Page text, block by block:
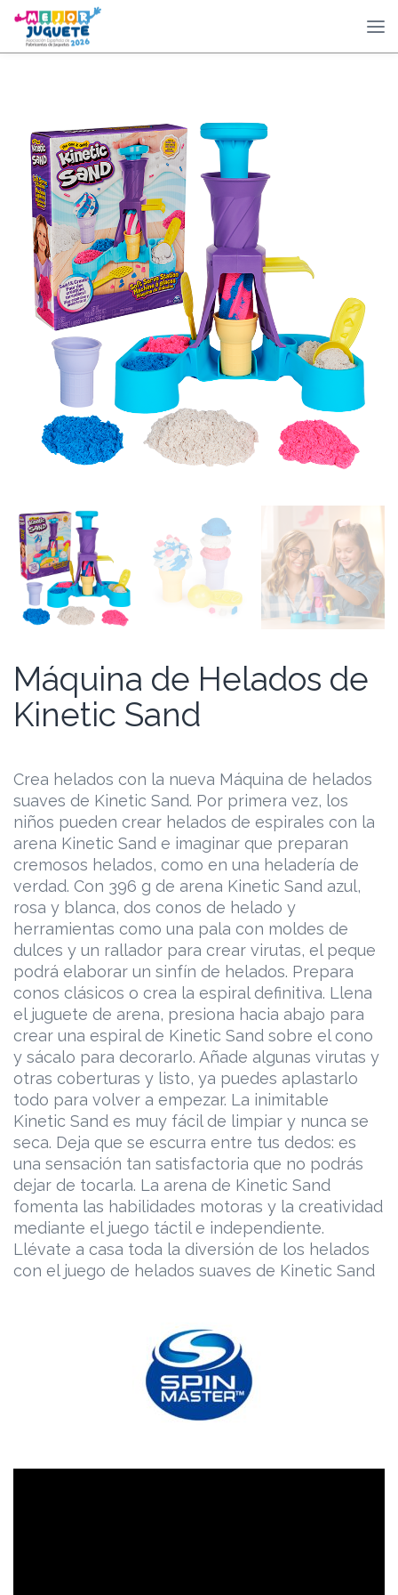
Máquina de Helados de
Kinetic Sand
Crea helados con la nueva Máquina de helados
suaves de Kinetic Sand. Por primera vez, los
niños pueden crear helados de espirales con la
arena Kinetic Sand e imaginar que preparan
cremosos helados, como en una heladería de
verdad. Con 396 g de arena Kinetic Sand azul,
rosa y blanca, dos conos de helado y
herramientas como una pala con moldes de
dulces y un rallador para crear virutas, el peque
podrá elaborar un sinfín de helados. Prepara
conos clásicos o crea la espiral definitiva. Llena
el juguete de arena, presiona hacia abajo para
crear una espiral de Kinetic Sand sobre el cono
y sácalo para decorarlo. Añade algunas virutas y
otras coberturas y listo, ya puedes aplastarlo
todo para volver a empezar. La inimitable
Kinetic Sand es muy fácil de limpiar y nunca se
seca. Deja que se escurra entre tus dedos: es
una sensación tan satisfactoria que no podrás
dejar de tocarla. La arena de Kinetic Sand
fomenta las habilidades motoras y la creatividad
mediante el juego táctil e independiente.
Llévate a casa toda la diversión de los helados
con el juego de helados suaves de Kinetic Sand